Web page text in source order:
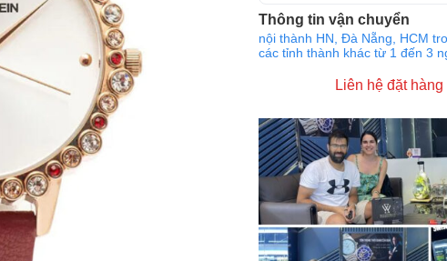
Thông tin vận chuyển
nội thành HN, Đà Nẵng, HCM
các tỉnh thành khác từ 1 đến 3
Liên hệ đặt hàng